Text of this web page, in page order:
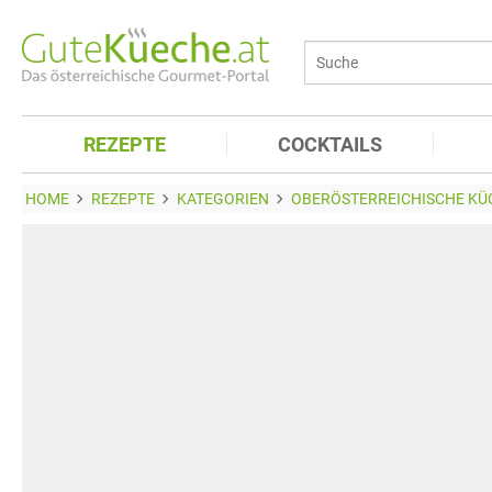
REZEPTE COCKTAILS
HOME REZEPTE KATEGORIEN OBERÖSTERREICHISCHE